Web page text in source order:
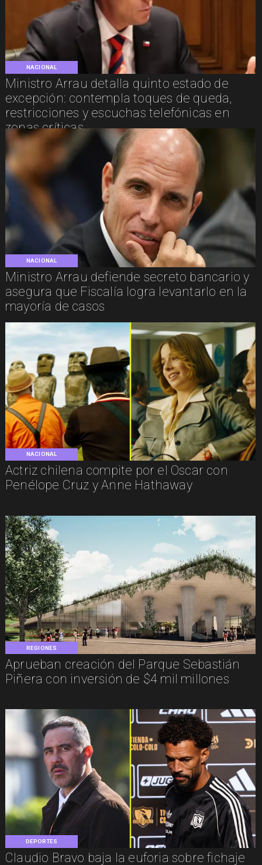
NACIONAL
Ministro Arrau detalla quinto estado de
excepción: contempla toques de queda,
restricciones y escuchas telefónicas en
zonas críticas
NACIONAL
Ministro Arrau defiende secreto bancario y
asegura que Fiscalía logra levantarlo en la
mayoría de casos
NACIONAL
Actriz chilena compite por el Oscar con
Penélope Cruz y Anne Hathaway
REGIONES
Aprueban creación del Parque Sebastián
Piñera con inversión de $4 mil millones
DEPORTES
Claudio Bravo baja la euforia sobre fichaje